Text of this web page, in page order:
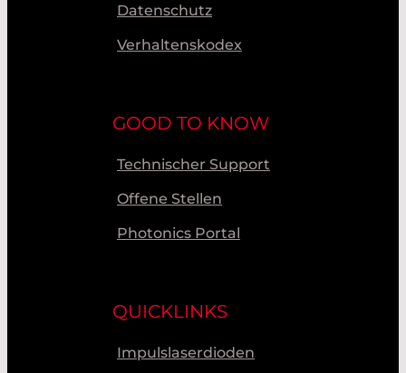
Datenschutz
Verhaltenskodex
GOOD TO KNOW
Technischer Support
Offene Stellen
Photonics Portal
QUICKLINKS
Impulslaserdioden